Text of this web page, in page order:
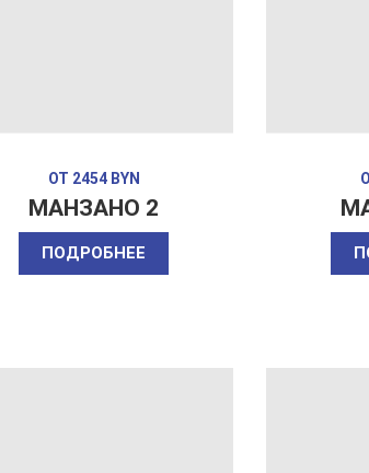
ОТ 2454 BYN
МАНЗАНО 2
ПОДРОБНЕЕ